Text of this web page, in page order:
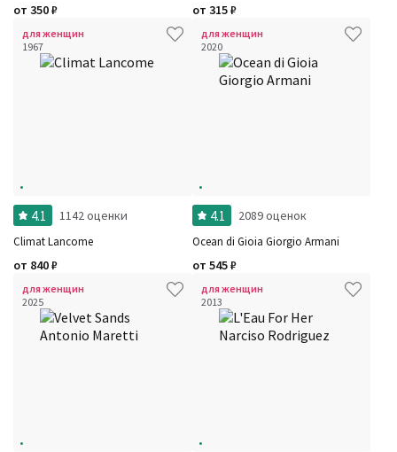
от 350₽ от 315₽
для женщин
1967
4.1 1142 оценки
Climat Lancome
от 840₽
для женщин
2020
4.1 2089 оценок
Ocean di Gioia Giorgio Armani
от 545₽
для женщин
2025
для женщин
2013